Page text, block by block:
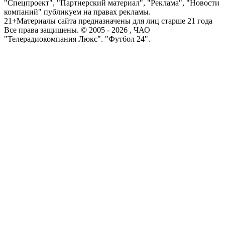
"Спецпроект", "Партнерский материал", "Реклама", "Новости
компаний" публикуем на правах рекламы.
21+Материалы сайта предназначены для лиц старше 21 года
Все права защищены. © 2005 - 2026 , ЧАО
"Телерадиокомпания Люкс". "Футбол 24".